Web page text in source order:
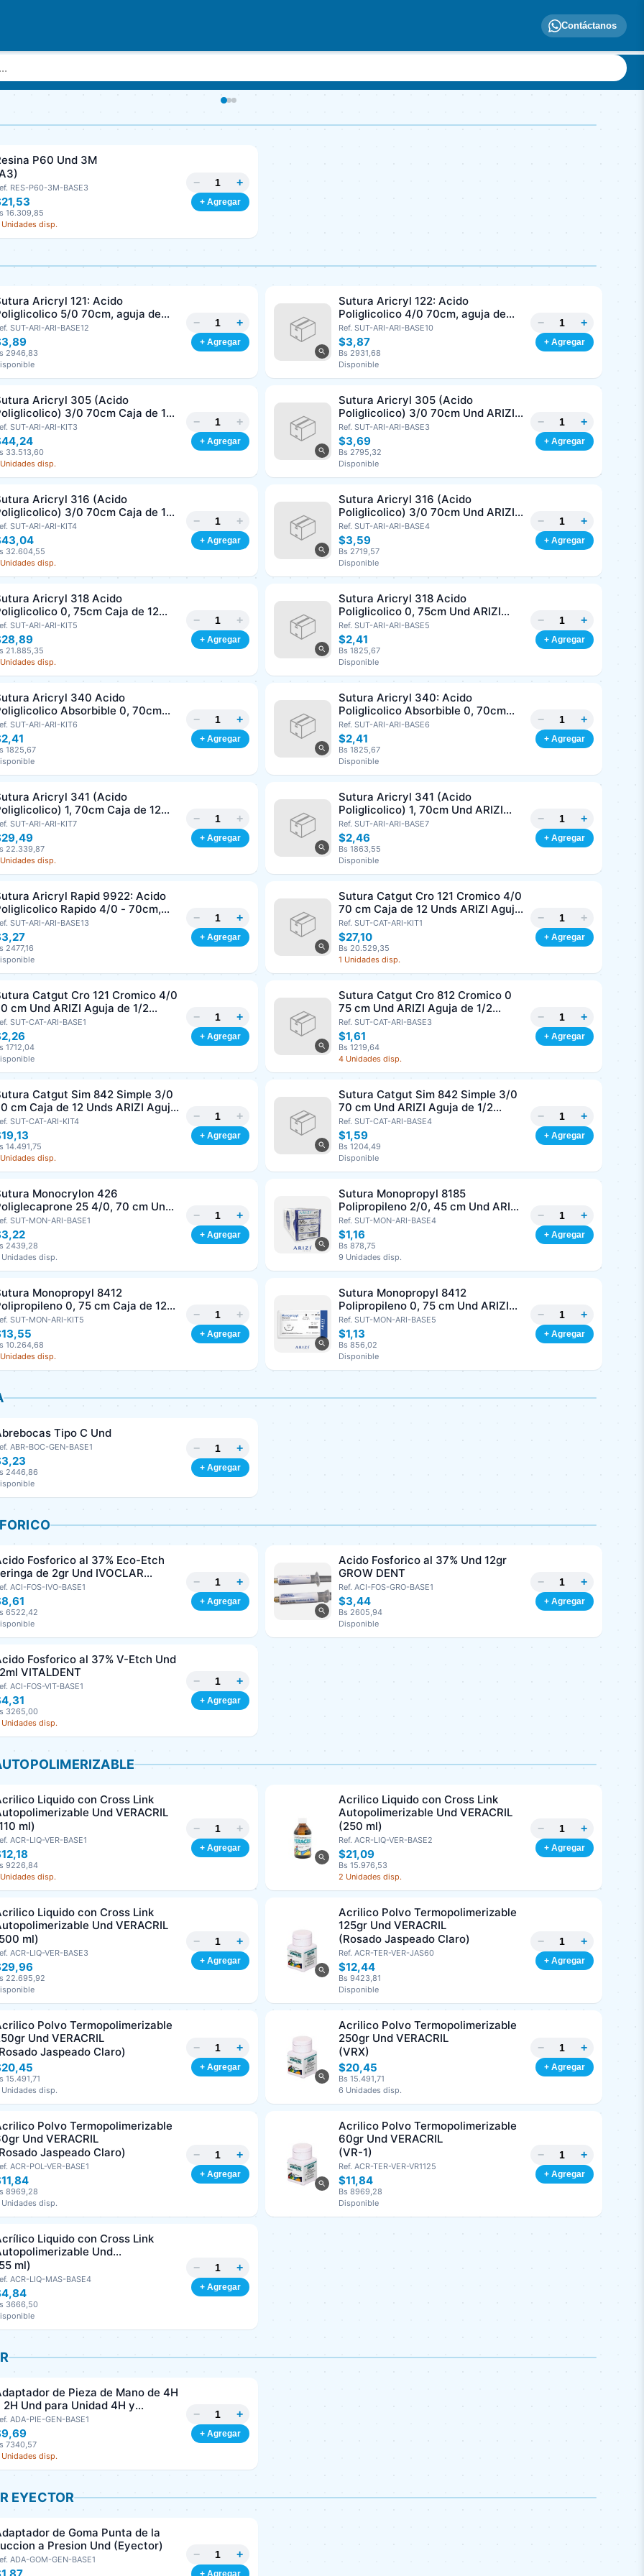
Contáctanos
P60 Und 3M
RES-P60-3M-BASE3
16.309,85
disp.
− +
+ Agregar
Aricryl 121: Acido
5/0 70cm, aguja de
8 Corte Inverso 19mm Und ARIZI
SUT-ARI-ARI-BASE12
2946,83
− +
+ Agregar
Sutura Aricryl 122: Acido
Poliglicolico 4/0 70cm, aguja de
3/8 Corte Inverso 19mm Und ARIZI
Absorbible
Ref. SUT-ARI-ARI-BASE10
$3,87
Bs 2931,68
Disponible
− +
+ Agregar
Aricryl 305 (Acido
3/0 70cm Caja de 12
ARIZI Aguja de 1/2 Circulo
Conica 17mm
SUT-ARI-ARI-KIT3
33.513,60
disp.
− +
+ Agregar
Sutura Aricryl 305 (Acido
Poliglicolico) 3/0 70cm Und ARIZI
Aguja de 1/2 Circulo Punta Conica
17mm
Ref. SUT-ARI-ARI-BASE3
$3,69
Bs 2795,32
Disponible
− +
+ Agregar
Aricryl 316 (Acido
3/0 70cm Caja de 12
ARIZI Aguja de 1/2 Circulo
Conica 26mm
SUT-ARI-ARI-KIT4
32.604,55
disp.
− +
+ Agregar
Sutura Aricryl 316 (Acido
Poliglicolico) 3/0 70cm Und ARIZI
Aguja de 1/2 Circulo Punta Conica
26mm
Ref. SUT-ARI-ARI-BASE4
$3,59
Bs 2719,57
Disponible
− +
+ Agregar
Aricryl 318 Acido
0, 75cm Caja de 12
ARIZI Aguja de 1/2 Punta
26mm
SUT-ARI-ARI-KIT5
21.885,35
disp.
− +
+ Agregar
Sutura Aricryl 318 Acido
Poliglicolico 0, 75cm Und ARIZI
Aguja de 1/2 Punta Cónica 26mm
Ref. SUT-ARI-ARI-BASE5
$2,41
Bs 1825,67
Disponible
− +
+ Agregar
Aricryl 340 Acido
Absorbible 0, 70cm
de 12 Unds ARIZI Aguja de 1/2
Cónica 36mm
SUT-ARI-ARI-KIT6
1825,67
− +
+ Agregar
Sutura Aricryl 340: Acido
Poliglicolico Absorbible 0, 70cm
Und ARIZI Aguja de 1/2 Punta
Cónica 36mm
Ref. SUT-ARI-ARI-BASE6
$2,41
Bs 1825,67
Disponible
− +
+ Agregar
Aricryl 341 (Acido
1, 70cm Caja de 12
ARIZI Aguja de 1/2 Circulo
Conica 36mm
SUT-ARI-ARI-KIT7
22.339,87
disp.
− +
+ Agregar
Sutura Aricryl 341 (Acido
Poliglicolico) 1, 70cm Und ARIZI
Aguja de 1/2 Circulo Punta Conica
36mm
Ref. SUT-ARI-ARI-BASE7
$2,46
Bs 1863,55
Disponible
− +
+ Agregar
Aricryl Rapid 9922: Acido
Rapido 4/0 - 70cm,
de 3/8 Corte Inverso 19mm
ARIZI Absorbible
SUT-ARI-ARI-BASE13
2477,16
− +
+ Agregar
Sutura Catgut Cro 121 Cromico 4/0
70 cm Caja de 12 Unds ARIZI Aguja
de 1/2 Circulo Punta Conica 26 mm
Ref. SUT-CAT-ARI-KIT1
$27,10
Bs 20.529,35
1 Unidades disp.
− +
+ Agregar
Catgut Cro 121 Cromico 4/0
cm Und ARIZI Aguja de 1/2
Punta Conica 26 mm
SUT-CAT-ARI-BASE1
1712,04
− +
+ Agregar
Sutura Catgut Cro 812 Cromico 0
75 cm Und ARIZI Aguja de 1/2
Circulo Punta Conica 37 mm
Ref. SUT-CAT-ARI-BASE3
$1,61
Bs 1219,64
4 Unidades disp.
− +
+ Agregar
Catgut Sim 842 Simple 3/0
cm Caja de 12 Unds ARIZI Aguja
1/2 Circulo Punta Conica 36 mm
SUT-CAT-ARI-KIT4
14.491,75
disp.
− +
+ Agregar
Sutura Catgut Sim 842 Simple 3/0
70 cm Und ARIZI Aguja de 1/2
Circulo Punta Conica 36 mm
Ref. SUT-CAT-ARI-BASE4
$1,59
Bs 1204,49
Disponible
− +
+ Agregar
Monocrylon 426
25 4/0, 70 cm Und
Aguja de 3/8 Corte inverso
mm
SUT-MON-ARI-BASE1
2439,28
disp.
− +
+ Agregar
Sutura Monopropyl 8185
Polipropileno 2/0, 45 cm Und ARIZI
Aguja de 3/8 Corte Inverso 26 mm
Ref. SUT-MON-ARI-BASE4
$1,16
Bs 878,75
9 Unidades disp.
− +
+ Agregar
Monopropyl 8412
0, 75 cm Caja de 12
ARIZI Aguja de 1/2 Circulo
Conica 26 mm
SUT-MON-ARI-KIT5
10.264,68
disp.
− +
+ Agregar
Sutura Monopropyl 8412
Polipropileno 0, 75 cm Und ARIZI
Aguja de 1/2 Circulo Punta Conica
26 mm
Ref. SUT-MON-ARI-BASE5
$1,13
Bs 856,02
Disponible
− +
+ Agregar
Tipo C Und
ABR-BOC-GEN-BASE1
2446,86
− +
+ Agregar
Fosforico al 37% Eco-Etch
de 2gr Und IVOCLAR
ACI-FOS-IVO-BASE1
6522,42
− +
+ Agregar
Acido Fosforico al 37% Und 12gr
GROW DENT
Ref. ACI-FOS-GRO-BASE1
$3,44
Bs 2605,94
Disponible
− +
+ Agregar
Fosforico al 37% V-Etch Und
VITALDENT
ACI-FOS-VIT-BASE1
3265,00
Unidades disp.
− +
+ Agregar
Liquido con Cross Link
Und VERACRIL
ml)
ACR-LIQ-VER-BASE1
9226,84
disp.
− +
+ Agregar
Acrilico Liquido con Cross Link
Autopolimerizable Und VERACRIL
(250 ml)
Ref. ACR-LIQ-VER-BASE2
$21,09
Bs 15.976,53
2 Unidades disp.
− +
+ Agregar
Liquido con Cross Link
Und VERACRIL
ml)
ACR-LIQ-VER-BASE3
22.695,92
− +
+ Agregar
Acrilico Polvo Termopolimerizable
125gr Und VERACRIL
(Rosado Jaspeado Claro)
Ref. ACR-TER-VER-JAS60
$12,44
Bs 9423,81
Disponible
− +
+ Agregar
Polvo Termopolimerizable
Und VERACRIL
Jaspeado Claro)
15.491,71
disp.
− +
+ Agregar
Acrilico Polvo Termopolimerizable
250gr Und VERACRIL
(VRX)
$20,45
Bs 15.491,71
6 Unidades disp.
− +
+ Agregar
Polvo Termopolimerizable
Und VERACRIL
Jaspeado Claro)
ACR-POL-VER-BASE1
8969,28
disp.
− +
+ Agregar
Acrilico Polvo Termopolimerizable
60gr Und VERACRIL
(VR-1)
Ref. ACR-TER-VER-VR1125
$11,84
Bs 8969,28
Disponible
− +
+ Agregar
Liquido con Cross Link
Und
ml)
ACR-LIQ-MAS-BASE4
3666,50
− +
+ Agregar
de Pieza de Mano de 4H
2H Und para Unidad 4H y
2H
ADA-PIE-GEN-BASE1
7340,57
Unidades disp.
− +
+ Agregar
EYECTOR
de Goma Punta de la
a Presion Und (Eyector)
ADA-GOM-GEN-BASE1 − +
+ Agregar
Generar cotización
Nombre o razón social*
Cédula o RIF*
Email (opcional)
Generar